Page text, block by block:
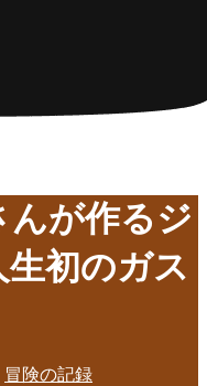
んが作るジ
初のガス
冒険の記録